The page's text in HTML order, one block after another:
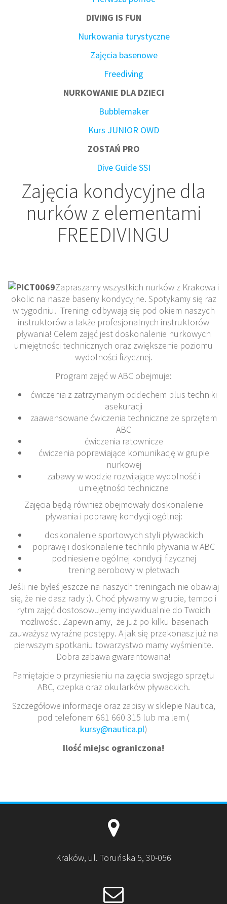
DIVING IS FUN
Nurkowania turystyczne
Zajęcia basenowe
Freediving
NURKOWANIE DLA DZIECI
Bubblemaker
Kurs JUNIOR OWD
ZOSTAŃ PRO
Dive Guide SSI
Zajęcia kondycyjne dla
nurków z elementami
FREEDIVINGU
Zapraszamy wszystkich nurków z Krakowa i
okolic na nasze baseny kondycyjne. Spotykamy się raz
w tygodniu. Treningi odbywają się pod okiem naszych
instruktorów a także profesjonalnych instruktorów
pływania! Celem zajęć jest doskonalenie nurkowych
umiejętności technicznych oraz zwiększenie poziomu
wydolności fizycznej.
Program zajęć w ABC obejmuje:
ćwiczenia z zatrzymanym oddechem plus techniki
asekuracji
zaawansowane ćwiczenia techniczne ze sprzętem
ABC
ćwiczenia ratownicze
ćwiczenia poprawiające komunikację w grupie
nurkowej
zabawy w wodzie rozwijające wydolność i
umiejętności techniczne
Zajęcia będą również obejmowały doskonalenie
pływania i poprawę kondycji ogólnej:
doskonalenie sportowych styli pływackich
poprawę i doskonalenie techniki pływania w ABC
podniesienie ogólnej kondycji fizycznej
trening aerobowy w płetwach
Jeśli nie byłeś jeszcze na naszych treningach nie obawiaj
się, że nie dasz rady :). Choć pływamy w grupie, tempo i
rytm zajęć dostosowujemy indywidualnie do Twoich
możliwości. Zapewniamy, że już po kilku basenach
zauważysz wyraźne postępy. A jak się przekonasz już na
pierwszym spotkaniu towarzystwo mamy wyśmienite.
Dobra zabawa gwarantowana!
Pamiętajcie o przyniesieniu na zajęcia swojego sprzętu
ABC, czepka oraz okularków pływackich.
Szczegółowe informacje oraz zapisy w sklepie Nautica,
pod telefonem 661 660 315 lub mailem (
kursy@nautica.pl)
Ilość miejsc ograniczona!
Kraków, ul. Toruńska 5, 30-056